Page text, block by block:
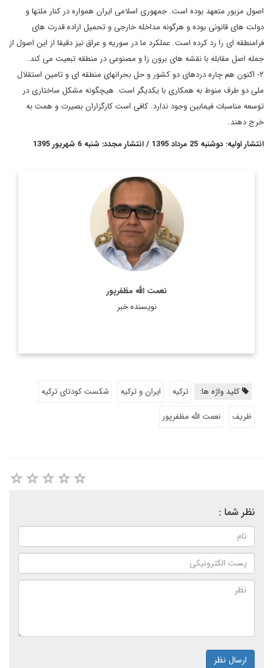
اصول مزبور متعهد بوده است. جمهوری اسلامی ایران همواره در کنار ملتها و
دولت های قانونی بوده و هرگونه مداخله خارجی و تحمیل اراده قدرت های
فرامنطقه ای را رد کرده است. عملکرد ما در سوریه و عراق نیز دقیقا از این اصول از
جمله اصل مقابله با نقشه های برون زا و مصنوعی در منطقه تبعیت می کند.
۲- اکنون هم چاره دردهای دو کشور و حل بحرانهای منطقه ای و تامین استقلال
ملی دو طرف منوط به همکاری با یکدیگر است. هیچگونه مشکل ساختاری در
توسعه مناسبات فیمابین وجود ندارد. کافی است کارگزاران بصیرت و همت به
خرج دهند.
انتشار اولیه: دوشنبه 25 مرداد 1395 / انتشار مجدد: شنبه 6 شهریور 1395
نعمت الله مظفرپور
نویسنده خبر
پژوهشگر اندیشه سیاسی و دیپلماسی
اطلاعات بیشتر
کلید واژه ها: ترکیه ایران و ترکیه
شکست کودتای ترکیه
ظریف
نعمت الله مظفرپور
نظر شما :
ارسال نظر